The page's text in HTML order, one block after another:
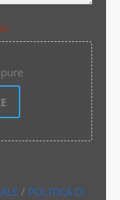
/ POLITICA DI